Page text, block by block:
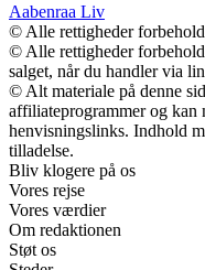
Aabenraa Liv
© Alle rettigheder
© Alle rettigheder
salget, når du handler via
© Alt materiale på denne
affiliateprogrammer og kan
henvisningslinks. Indhold
tilladelse.
Bliv klogere på os
Vores rejse
Vores værdier
Om redaktionen
Støt os